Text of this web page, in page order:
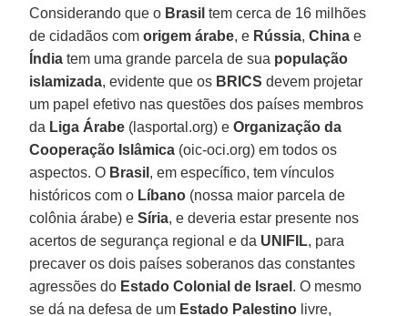
Considerando que o Brasil tem cerca de 16 milhões
de cidadãos comorigem árabe, e Rússia,China e
Índia tem uma grande parcela de sua população
islamizada, evidente que os BRICS devem projetar
um papel efetivo nas questões dos países membros
da Liga Árabe (lasportal.org) eOrganização da
Cooperação Islâmica (oic-oci.org) em todos os
aspectos. O Brasil , em específico, tem vínculos
históricos com o Líbano (nossa maior parcela de
colônia árabe) eSíria, e deveria estar presente nos
acertos de segurança regional e da UNIFIL, para
precaver os dois países soberanos das constantes
agressões do Estado Colonial de Israel . O mesmo
se dá na defesa de um Estado Palestino livre,